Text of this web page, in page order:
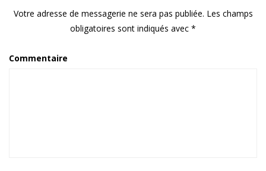
Votre adresse de messagerie ne sera pas publiée. Les champs
obligatoires sont indiqués avec *
Commentaire